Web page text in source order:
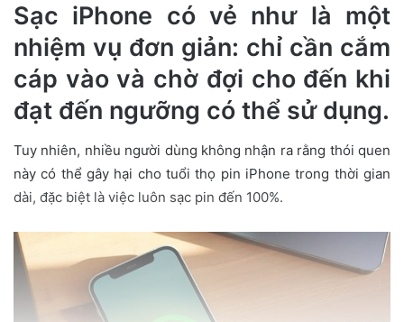
a
n
e
a
l
Sạc iPhone có vẻ như là một
nhiệm vụ đơn giản: chỉ cần cắm
cáp vào và chờ đợi cho đến khi
đạt đến ngưỡng có thể sử dụng.
Tuy nhiên, nhiều người dùng không nhận ra rằng thói quen
này có thể gây hại cho tuổi thọ pin iPhone trong thời gian
dài, đặc biệt là việc luôn sạc pin đến 100%.